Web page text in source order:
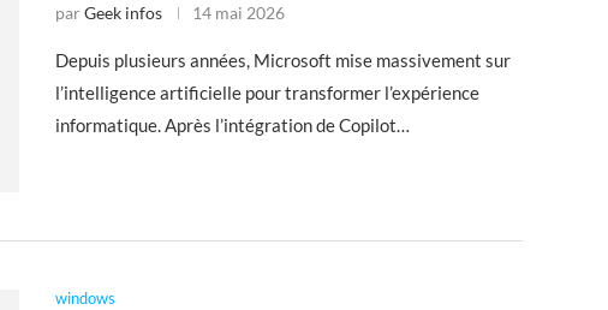
par Geek infos 14 mai 2026
Depuis plusieurs années, Microsoft mise massivement sur
l’intelligence artificielle pour transformer l’expérience
informatique. Après l’intégration de Copilot…
windows